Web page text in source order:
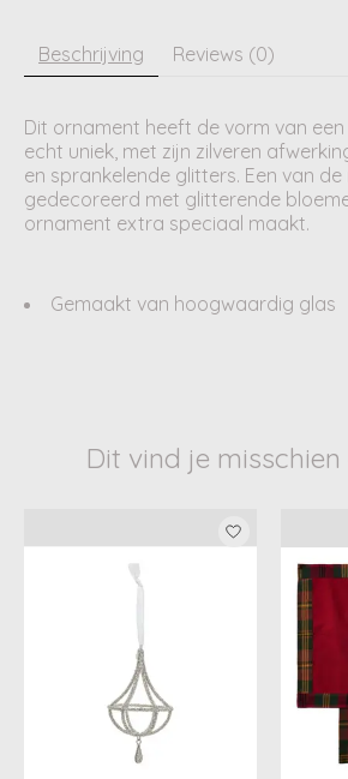
Beschrijving Reviews (0)
Dit ornament heeft de vorm van
echt uniek, met zijn zilveren
en sprankelende glitters. Een van
gedecoreerd met glitterende
ornament extra speciaal maakt.
Gemaakt van hoogwaardig glas
Dit vind je
Items van productcarrousel